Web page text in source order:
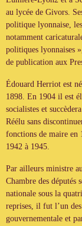
au lycée de Givors.
politique lyonnaise,
notamment
politiques lyonnaises
de publication aux
Édouard Herriot est
1898. En 1904 il est
socialistes et
Réélu sans
fonctions de maire en
1942 à 1945.
Par ailleurs ministre
Chambre des
nationale sous la
reprises, il fut l’un
gouvernementale et